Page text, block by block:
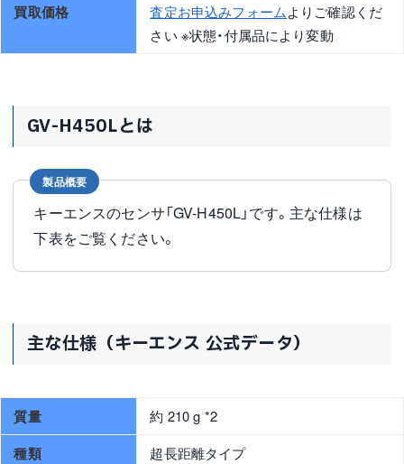
買取価格 査定お申込みフォームよりご確認くだ
さい ※状態・付属品により変動
GV-H450Lとは
製品概要
キーエンスのセンサ「GV-H450L」です。主な仕様は
下表をご覧ください。
主な仕様（キーエンス 公式データ）
質量 約 210 g *2
種類 超長距離タイプ